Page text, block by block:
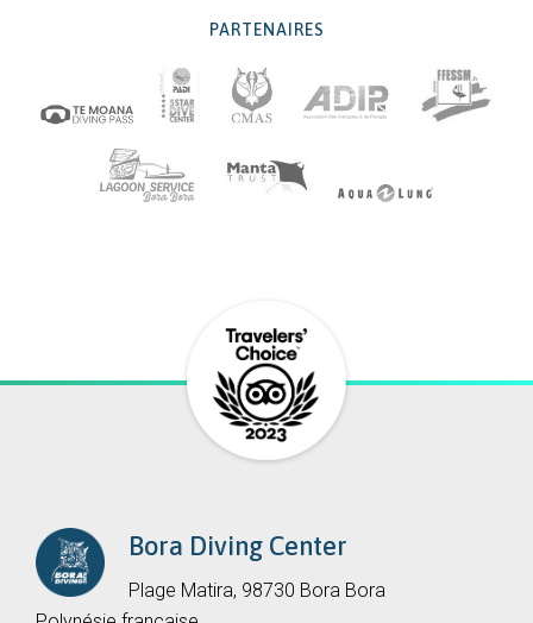
PARTENAIRES
Bora Diving Center
Plage Matira, 98730 Bora Bora